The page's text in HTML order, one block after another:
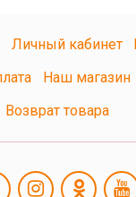
Личный кабинет
Наш магазин
Возврат товара